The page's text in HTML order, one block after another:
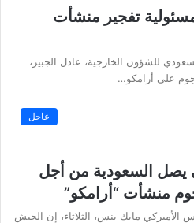
تفجير منشأت
للشؤون الخارجية، عادل الجبير،
على أرامكو…
عاجل
يصل السعودية من أجل
منشأت “أرامكو”
مايك بنس، الثلاثاء، إن الجيش